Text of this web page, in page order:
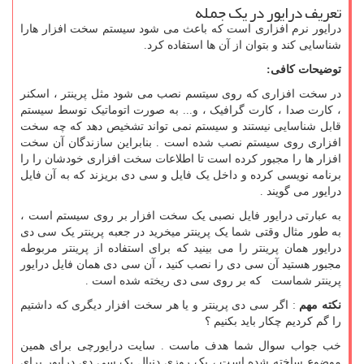
تعریف درایور در یک جمله
درایور نرم افزاری است که باعث می شود سیستم سخت افزار هارا
شناسایی کند و بتوان از آن ها استفاده کرد.
توضیحات کافی:
در سخت افزاری که روی سیتسم نصب می شود مثل پرینتر ، اسکنر
، کارت صدا ، کارت گرافیک ، و... به صورت اتوماتیک توسط سیستم
قابل شناسایی نیستند و سیستم نمی تواند تشخیص دهد که چه سخت
افزاری روی سیستم نصب شده است . بنابراین سازندگان آن سخت
افزار ها را مجبور کرده است تا اطلاعات سخت افزاری خودشان را را
برنامه نویسی کرده و داخل یک فایل و سی دی بریزند که به آن فایل
درایور می گویند .
به عبارتی درایور فایل نصبی یک سخت افزار بر روی سیستم است ،
به طور مثال وقتی شما یک پرینتر میخرید در جعبه پرینتر یک سی دی
درایور همان پرینتر را می بینید که برای استفاده از پرینتر مربوطه
مجبور هستید آن سی دی را نصب کنید ، آن سی دی همان فایل درایور
پرینتر شماست که بر روی سی دی ریخته شده است .
نکته مهم : اگر سی دی پرینتر و یا هر سخت افزار دیگری که داشتیم
را گم کردیم چکار باید بکنیم ؟
خب جواب سوال شما هدف ماست . سایت درایورچی برای همین